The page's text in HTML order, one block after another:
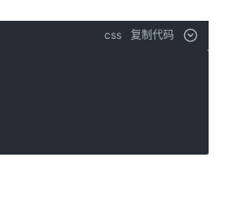
css 复制代码